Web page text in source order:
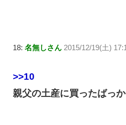
18: 名無しさん 2015/12/19(土)
>>10
親父の土産に買ったばっ